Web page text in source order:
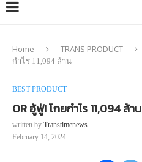
Home TRANS PRODUCT
กำไร 11,094 ล้าน
BEST PRODUCT
OR อู้ฟู่! โกยกำไร 11,094 ล้าน
written by Transtimenews
February 14, 2024